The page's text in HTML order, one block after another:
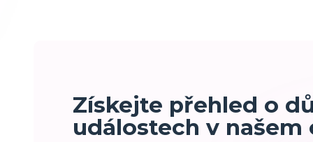
Získejte přehled o
událostech v našem